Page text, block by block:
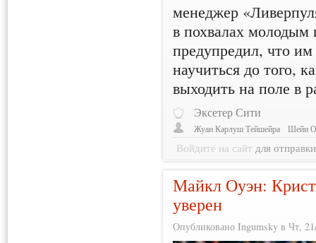
менеджер
в похвалах молодым
предупредил, что
научиться до того,
выходить на поле в
Эксетер Сити
Жуан Карлуш Тейшейра Шейи
Войдите на сайт для
Майкл Оуэн:
уверен
Опубликовано Ingumsky в Чт,